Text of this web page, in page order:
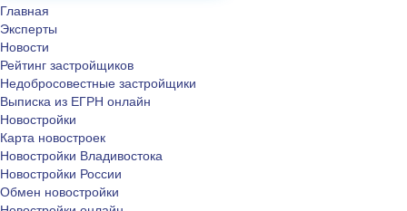
Главная
Эксперты
Новости
Рейтинг застройщиков
Недобросовестные застройщики
Выписка из ЕГРН онлайн
Новостройки
Карта новостроек
Новостройки Владивостока
Новостройки России
Обмен новостройки